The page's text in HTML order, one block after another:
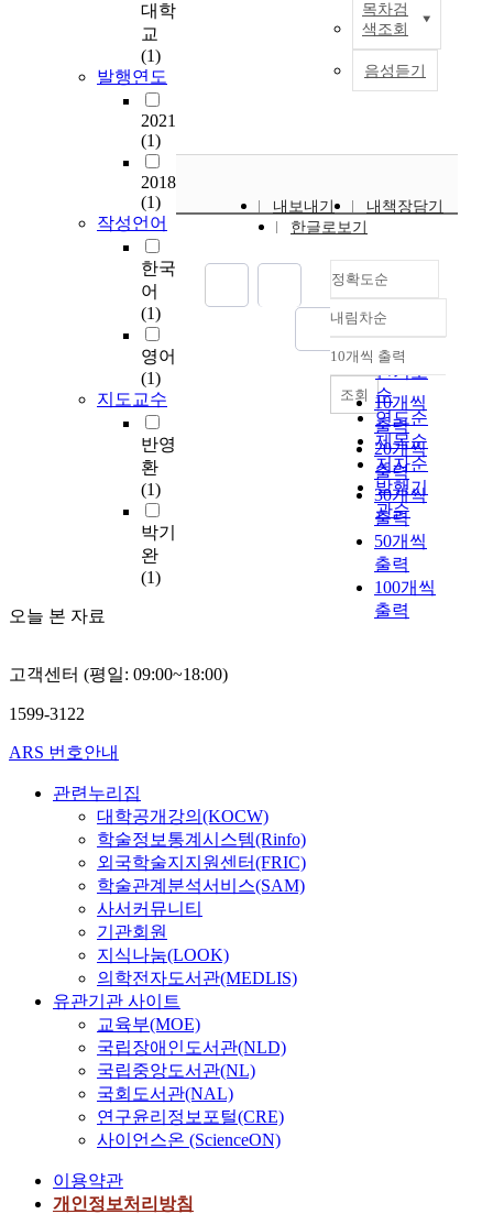
대학
교
(1)
발행연도
2021
(1)
2018
(1)
작성언어
한국
어
(1)
영어
(1)
지도교수
반영
환
(1)
박기
완
(1)
오늘 본 자료
색
성
물
목차검
색조회
음성듣기
c
t
내보내기
내책장담기
한글로보기
정확도순
정확도
순
인기도
순
연도순
제목순
저자순
발행기
관순
내림차순
내림차순
10개씩 출력
10개씩
출력
20개씩
출력
30개씩
출력
50개씩
출력
100개씩
출력
조회
고객센터 (평일: 09:00~18:00)
1599-3122
ARS 번호안내
관련누리집
대학공개강의(KOCW)
학술정보통계시스템(Rinfo)
외국학술지지원센터(FRIC)
학술관계분석서비스(SAM)
사서커뮤니티
기관회원
지식나눔(LOOK)
의학전자도서관(MEDLIS)
유관기관 사이트
교육부(MOE)
국립장애인도서관(NLD)
국립중앙도서관(NL)
국회도서관(NAL)
연구윤리정보포털(CRE)
사이언스온 (ScienceON)
이용약관
개인정보처리방침